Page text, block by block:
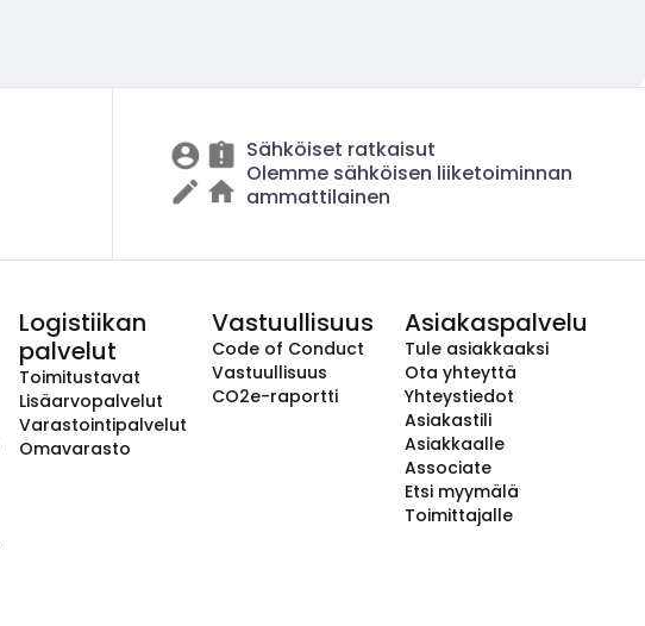
Sähköiset ratkaisut
Olemme sähköisen liiketoiminnan
ammattilainen
Logistiikan
palvelut
Toimitustavat
Lisäarvopalvelut
Varastointipalvelut
Omavarasto
Vastuullisuus
Code of Conduct
Vastuullisuus
CO2e-raportti
Asiakaspalvelu
Tule asiakkaaksi
Ota yhteyttä
Yhteystiedot
Asiakastili
Asiakkaalle
Associate
Etsi myymälä
Toimittajalle